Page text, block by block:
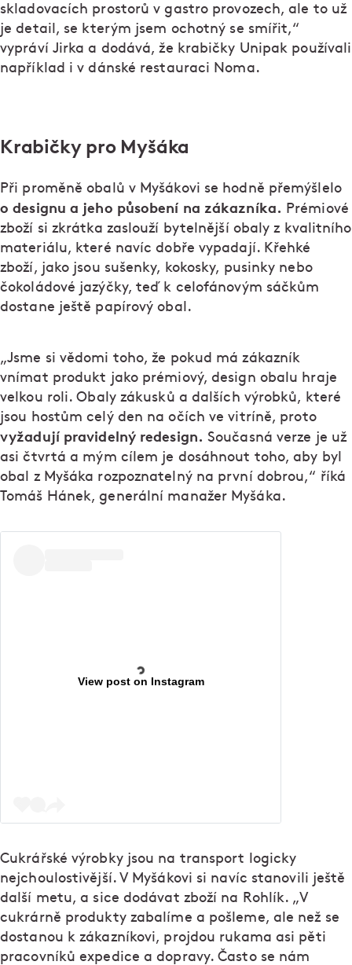
skladovacích prostorů v gastro provozech, ale to už
je detail, se kterým jsem ochotný se smířit,“
vypráví Jirka a dodává, že krabičky Unipak používali
například i v dánské restauraci Noma.
Krabičky pro Myšáka
Při proměně obalů v Myšákovi se hodně přemýšlelo
o designu a jeho působení na zákazníka. Prémiové
zboží si zkrátka zaslouží bytelnější obaly z kvalitního
materiálu, které navíc dobře vypadají. Křehké
zboží, jako jsou sušenky, kokosky, pusinky nebo
čokoládové jazýčky, teď k celofánovým sáčkům
dostane ještě papírový obal.
„Jsme si vědomi toho, že pokud má zákazník
vnímat produkt jako prémiový, design obalu hraje
velkou roli. Obaly zákusků a dalších výrobků, které
jsou hostům celý den na očích ve vitríně, proto
vyžadují pravidelný redesign. Současná verze je už
asi čtvrtá a mým cílem je dosáhnout toho, aby byl
obal z Myšáka rozpoznatelný na první dobrou,“ říká
Tomáš Hánek, generální manažer Myšáka.
View post on Instagram
Cukrářské výrobky jsou na transport logicky
nejchoulostivější. V Myšákovi si navíc stanovili ještě
další metu, a sice dodávat zboží na Rohlík. „V
cukrárně produkty zabalíme a pošleme, ale než se
dostanou k zákazníkovi, projdou rukama asi pěti
pracovníků expedice a dopravy. Často se nám